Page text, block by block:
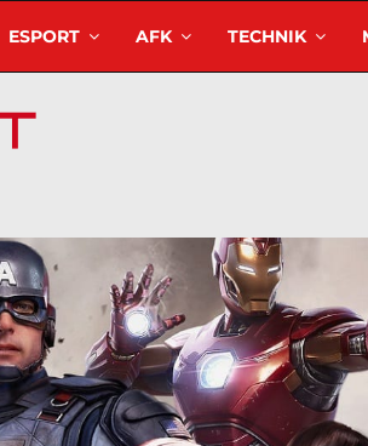
ESPORT AFK TECHNIK